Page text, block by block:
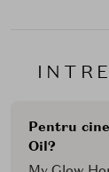
Pentru
Oil?